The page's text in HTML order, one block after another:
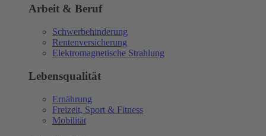
Arbeit & Beruf
Schwerbehinderung
Rentenversicherung
Elektromagnetische Strahlung
Lebensqualität
Ernährung
Freizeit, Sport & Fitness
Mobilität